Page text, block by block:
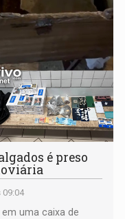
é preso
09:04
uma caixa de